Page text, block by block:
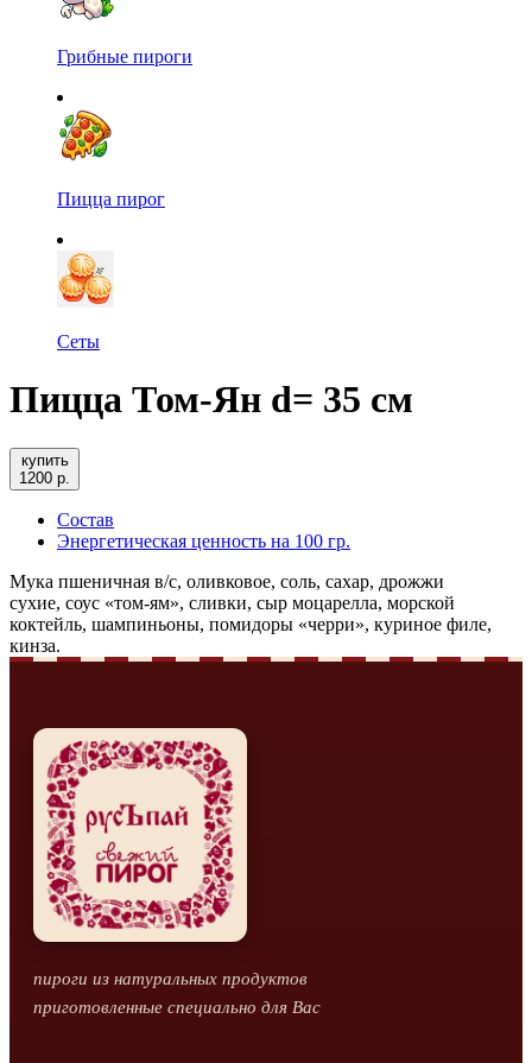
Грибные пироги
Пицца пирог
Сеты
Пицца Том-Ян d= 35 см
купить
1200 р.
Состав
Энергетическая ценность на 100 гр.
Мука пшеничная в/с, оливковое, соль, сахар, дрожжи
сухие, соус «том-ям», сливки, сыр моцарелла, морской
коктейль, шампиньоны, помидоры «черри», куриное филе,
кинза.
пироги из натуральных продуктов
приготовленные специально для Вас